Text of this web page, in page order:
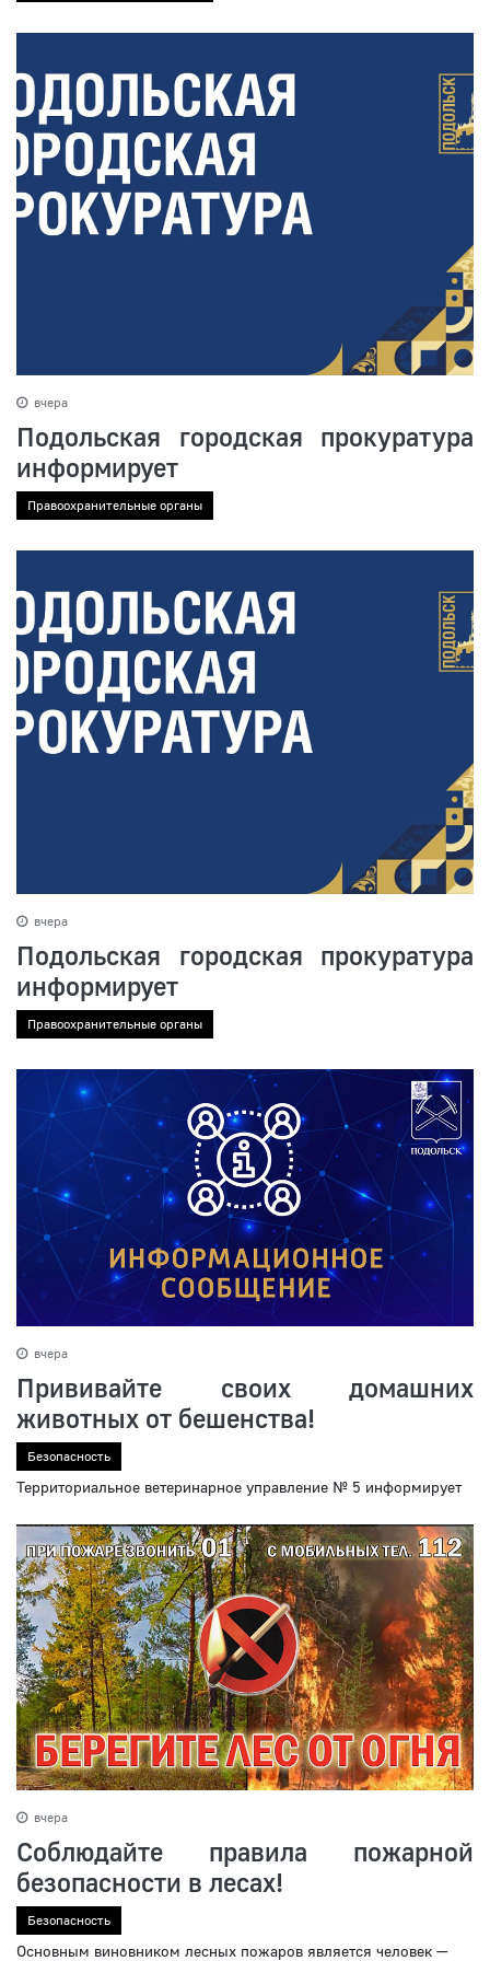
вчера
Подольская городская прокуратура
информирует
Правоохранительные органы
вчера
Подольская городская прокуратура
информирует
Правоохранительные органы
вчера
Прививайте своих домашних
животных от бешенства!
Безопасность
Территориальное ветеринарное управление № 5 информирует
вчера
Соблюдайте правила пожарной
безопасности в лесах!
Безопасность
Основным виновником лесных пожаров является человек —